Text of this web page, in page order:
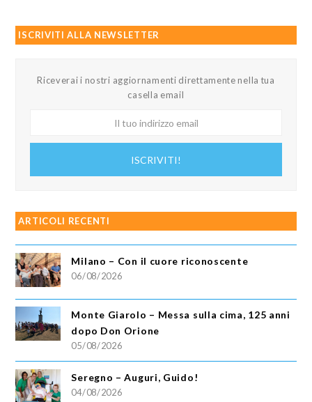
ISCRIVITI ALLA NEWSLETTER
Riceverai i nostri aggiornamenti direttamente nella tua
casella email
ISCRIVITI!
ARTICOLI RECENTI
Milano – Con il cuore riconoscente
06/08/2026
Monte Giarolo – Messa sulla cima, 125 anni
dopo Don Orione
05/08/2026
Seregno – Auguri, Guido!
04/08/2026